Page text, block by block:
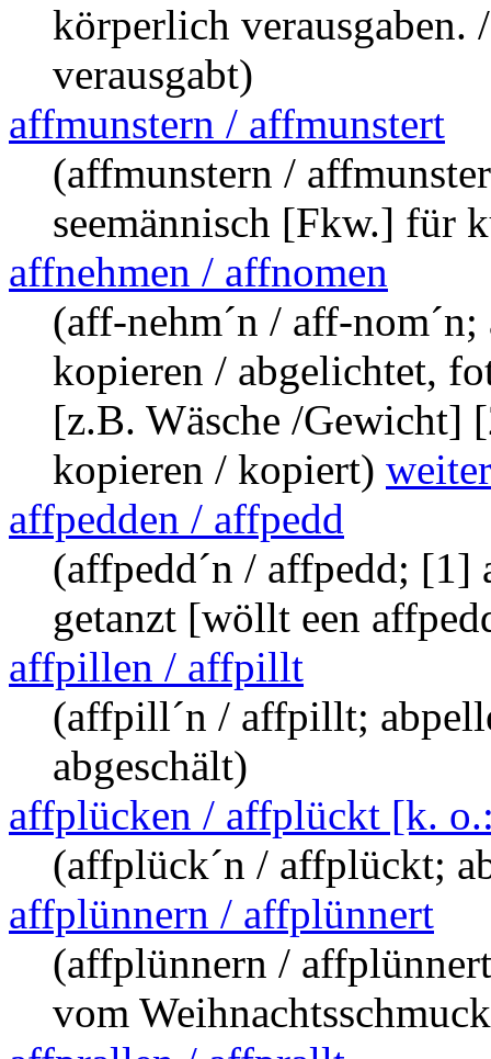
körperlich verausgaben.
verausgabt)
affmunstern / affmunstert
(affmunstern /
seemännisch [Fkw.] für
affnehmen / affnomen
(aff-nehm´n / aff-
kopieren / abgelichtet,
[z.B. Wäsche /Gewicht]
kopieren / kopiert)
affpedden / affpedd
(affpedd´n / affpedd; [1]
getanzt [wöllt een
affpillen / affpillt
(affpill´n / affpillt;
abgeschält)
affplücken / affplückt [k.
(affplück´n / affplückt;
affplünnern / affplünnert
(affplünnern /
vom